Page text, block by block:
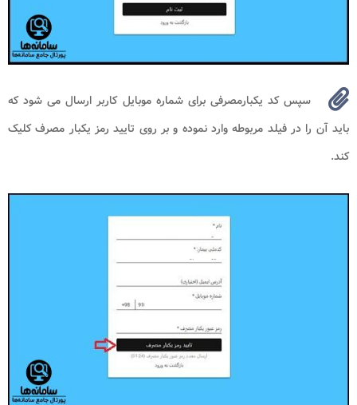
سپس کد یکبارمصرفی برای شماره موبایل کاربر ارسال می شود که
باید آن را در فیلد مربوطه وارد نموده و بر روی تایید رمز یکبار مصرف کلیک
کند.